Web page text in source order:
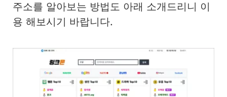
주소를 알아보는 방법도 아래 소개드리니 이
용 해보시기 바랍니다.